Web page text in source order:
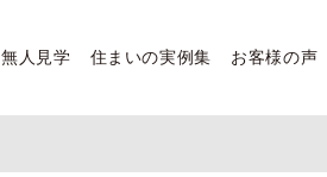
無人見学 住まいの実例集 お客様の声